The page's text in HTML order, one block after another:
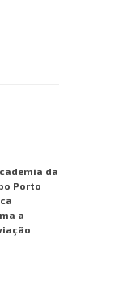
da
Porto
a